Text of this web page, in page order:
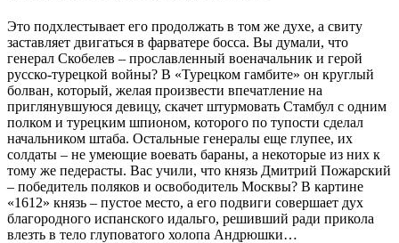
Это подхлестывает его продолжать в том же духе, а свиту
заставляет двигаться в фарватере босса. Вы думали, что
генерал Скобелев – прославленный военачальник и герой
русско-турецкой войны? В «Турецком гамбите» он круглый
болван, который, желая произвести впечатление на
приглянувшуюся девицу, скачет штурмовать Стамбул с одним
полком и турецким шпионом, которого по тупости сделал
начальником штаба. Остальные генералы еще глупее, их
солдаты – не умеющие воевать бараны, а некоторые из них к
тому же педерасты. Вас учили, что князь Дмитрий Пожарский
– победитель поляков и освободитель Москвы? В картине
«1612» князь – пустое место, а его подвиги совершает дух
благородного испанского идальго, решивший ради прикола
влезть в тело глуповатого холопа Андрюшки…